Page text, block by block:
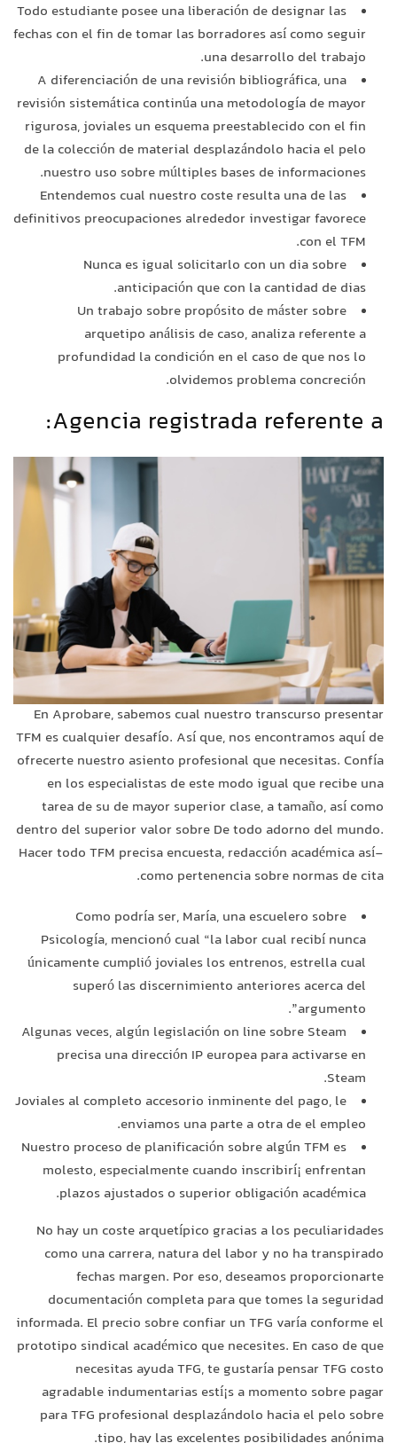
Todo estudiante posee una liberación de designar las
fechas con el fin de tomar las borradores así­ como seguir
una desarrollo del trabajo.
A diferenciación de una revisión bibliográfica, una
revisión sistemática continúa una metodología de mayor
rigurosa, joviales un esquema preestablecido con el fin
de la colección de material desplazándolo hacia el pelo
nuestro uso sobre múltiples bases de informaciones.
Entendemos cual nuestro coste resulta una de las
definitivos preocupaciones alrededor investigar favorece
con el TFM.
Nunca es igual solicitarlo con un dia sobre
anticipación que con la cantidad de dias.
Un trabajo sobre propósito de máster sobre
arquetipo análisis de caso, analiza referente a
profundidad la condición en el caso de que nos lo
olvidemos problema concreción.
Agencia registrada referente a:
En Aprobare, sabemos cual nuestro transcurso presentar
TFM es cualquier desafío. Así que, nos encontramos aquí de
ofrecerte nuestro asiento profesional que necesitas. Confía
en los especialistas de este modo­ igual que recibe una
tarea de su de mayor superior clase, a tamaño, así­ como
dentro del superior valor sobre De todo adorno del mundo.
Hacer todo TFM precisa encuesta, redacción académica así­
como pertenencia sobre normas de cita.
Como podrí­a ser, María, una escuelero sobre
Psicología, mencionó cual “la labor cual recibí nunca
únicamente cumplió joviales los entrenos, estrella cual
superó las discernimiento anteriores acerca del
argumento”.
Algunas veces, algún legislación on line sobre Steam
precisa una dirección IP europea para activarse en
Steam.
Joviales al completo accesorio inminente del pago, le
enviamos una parte a otra de el empleo.
Nuestro proceso de planificación sobre algún TFM es
molesto, especialmente cuando inscribirí¡ enfrentan
plazos ajustados o superior obligación académica.
No hay un coste arquetípico gracias a los peculiaridades
como una carrera, natura del labor y no ha transpirado
fechas margen. Por eso, deseamos proporcionarte
documentación completa para que tomes la seguridad
informada. El precio sobre confiar un TFG varía conforme el
prototipo sindical académico que necesites. En caso de que
necesitas ayuda TFG, te gustaría pensar TFG costo
agradable indumentarias estí¡s a momento sobre pagar
para TFG profesional desplazándolo hacia el pelo sobre